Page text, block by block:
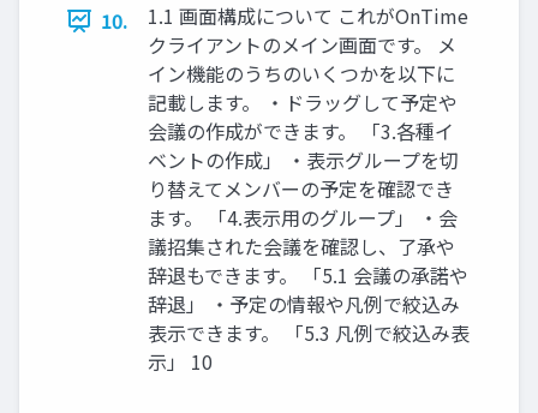
10.
1.1 画面構成について これがOnTime
クライアントのメイン画面です。 メ
イン機能のうちのいくつかを以下に
記載します。 ・ドラッグして予定や
会議の作成ができます。 「3.各種イ
ベントの作成」 ・表示グループを切
り替えてメンバーの予定を確認でき
ます。 「4.表示用のグループ」 ・会
議招集された会議を確認し、了承や
辞退もできます。 「5.1 会議の承諾や
辞退」 ・予定の情報や凡例で絞込み
表示できます。 「5.3 凡例で絞込み表
示」 10